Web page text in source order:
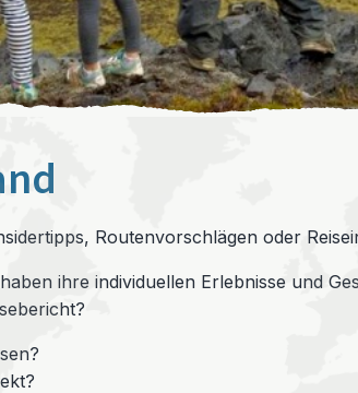
Routenvorschlägen oder
ihre individuellen Erlebnisse und